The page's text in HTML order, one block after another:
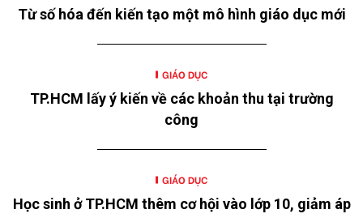
Từ số hóa đến kiến tạo một mô hình giáo dục mới
GIÁO DỤC
TP.HCM lấy ý kiến về các khoản thu tại trường
công
GIÁO DỤC
Học sinh ở TP.HCM thêm cơ hội vào lớp 10, giảm áp